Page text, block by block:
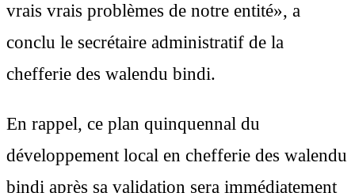
vrais vrais problèmes de notre entité», a
conclu le secrétaire administratif de la
chefferie des walendu bindi.
En rappel, ce plan quinquennal du
développement local en chefferie des walendu
bindi après sa validation sera immédiatement